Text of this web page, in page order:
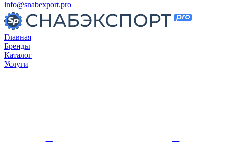
info@snabexport.pro
Главная
Бренды
Каталог
Услуги